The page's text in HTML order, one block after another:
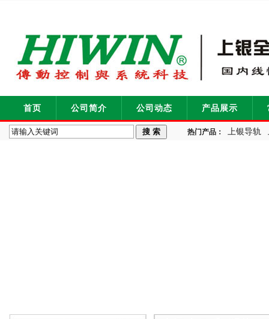
首页 公司简介 公司动态 产品展示
热门产品： 上银导轨